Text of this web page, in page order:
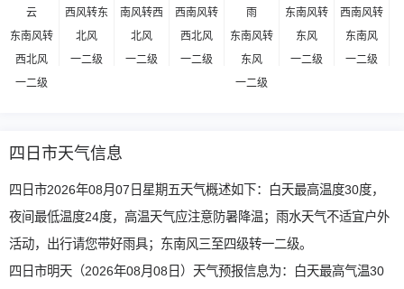
云
东南风转
西北风
一二级
西风转东
北风
一二级
南风转西
北风
一二级
西南风转
西北风
一二级
雨
东南风转
东风
一二级
东南风转
东风
一二级
西南风转
东南风
一二级
四日市天气信息
四日市2026年08月07日星期五天气概述如下：白天最高温度30度，
夜间最低温度24度，高温天气应注意防暑降温；雨水天气不适宜户外
活动，出行请您带好雨具；东南风三至四级转一二级。
四日市明天（2026年08月08日）天气预报信息为：白天最高气温30